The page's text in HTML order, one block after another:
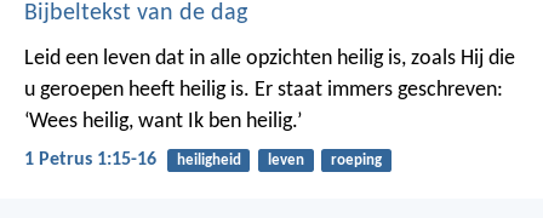
Bijbeltekst van de dag
Leid een leven dat in alle opzichten heilig is, zoals Hij die
u geroepen heeft heilig is. Er staat immers geschreven:
‘Wees heilig, want Ik ben heilig.’
1 Petrus 1:15-16 heiligheid leven roeping